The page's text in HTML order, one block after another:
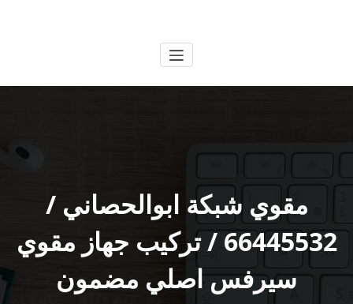
مقوي شبكة ابوالحصاني /
66445532 / تركيب جهاز مقوي
سيرفس اصلي مضمون